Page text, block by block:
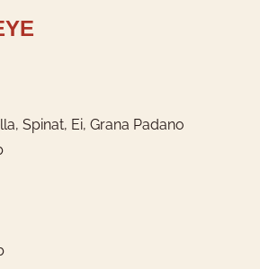
Spinat, Ei, Grana Padano